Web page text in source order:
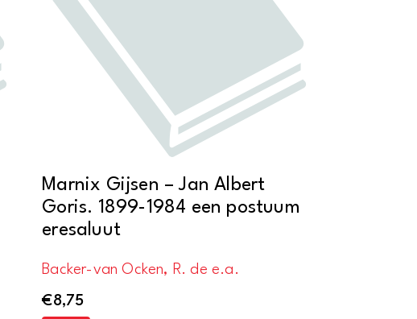
Marnix Gijsen – Jan Albert
Goris. 1899-1984 een postuum
eresaluut
Backer-van Ocken, R. de e.a.
€8,75